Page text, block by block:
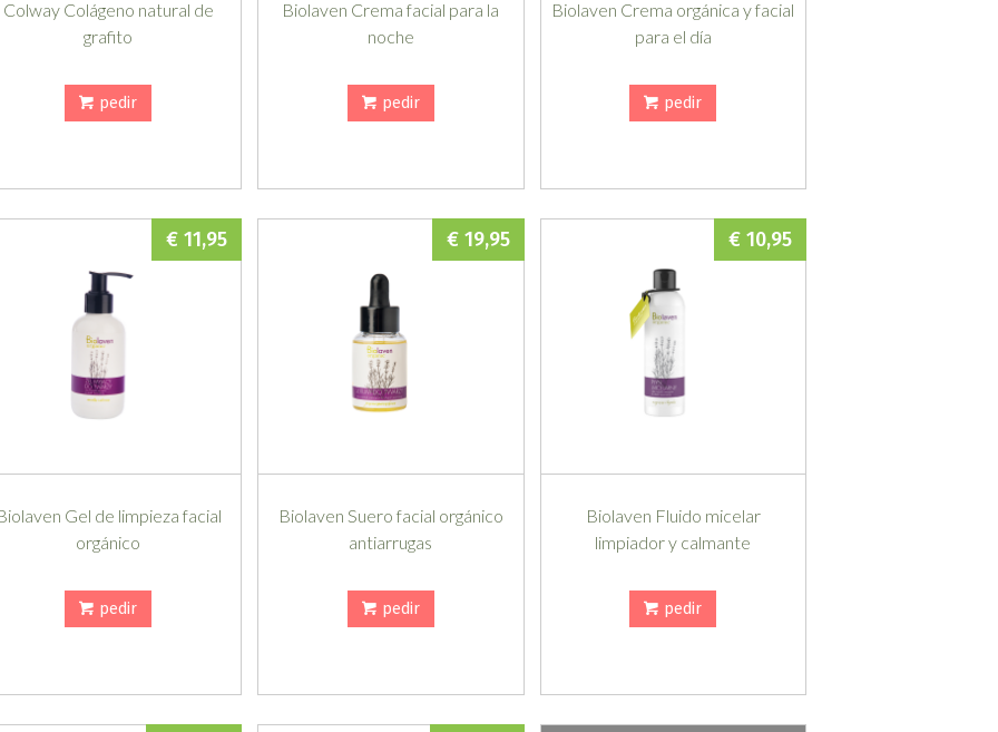
Colway Colágeno natural de
grafito
pedir
Biolaven Crema facial para la
noche
pedir
Biolaven Crema orgánica y facial
para el día
pedir
Gel de limpieza facial
orgánico
€ 11,95
pedir
Biolaven Suero facial orgánico
antiarrugas
€ 19,95
pedir
Biolaven Fluido micelar
limpiador y calmante
€ 10,95
pedir